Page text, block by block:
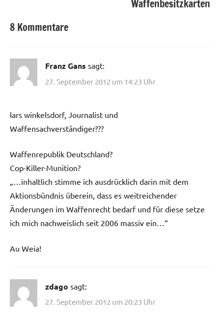
Waffenbesitzkarten
8 Kommentare
Franz Gans sagt:
27. September 2012 um 14:23 Uhr
lars winkelsdorf, Journalist und
Waffensachverständiger???
Waffenrepublik Deutschland?
Cop-Killer-Munition?
„…inhaltlich stimme ich ausdrücklich darin mit dem
Aktionsbündnis überein, dass es weitreichender
Änderungen im Waffenrecht bedarf und für diese setze
ich mich nachweislich seit 2006 massiv ein…“
Au Weia!
zdago sagt:
27. September 2012 um 20:23 Uhr